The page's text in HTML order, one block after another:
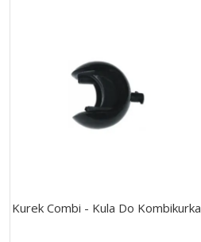
Kurek Combi - Kula Do Kombikurka